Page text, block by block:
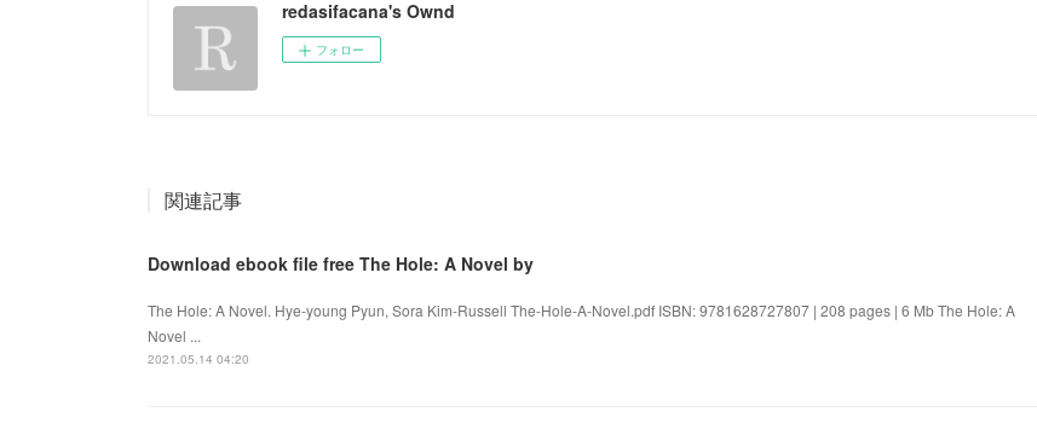
redasifacana's Ownd
フォロー
関連記事
Download ebook file free The Hole: A Novel by
The Hole: A Novel. Hye-young Pyun, Sora Kim-Russell The-Hole-A-Novel.pdf ISBN: 9781628727807 | 208 pages | 6 Mb The Hole: A
Novel ...
2021.05.14 04:20